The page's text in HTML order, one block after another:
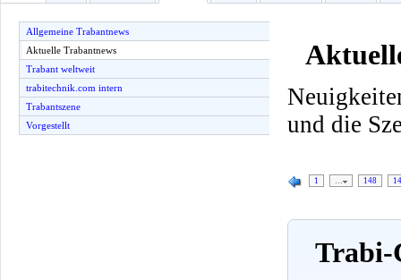
Allgemeine Trabantnews
Aktuelle Trabantnews
Trabant weltweit
trabitechnik.com intern
Trabantszene
Vorgestellt
und die
1 148
Trabi-